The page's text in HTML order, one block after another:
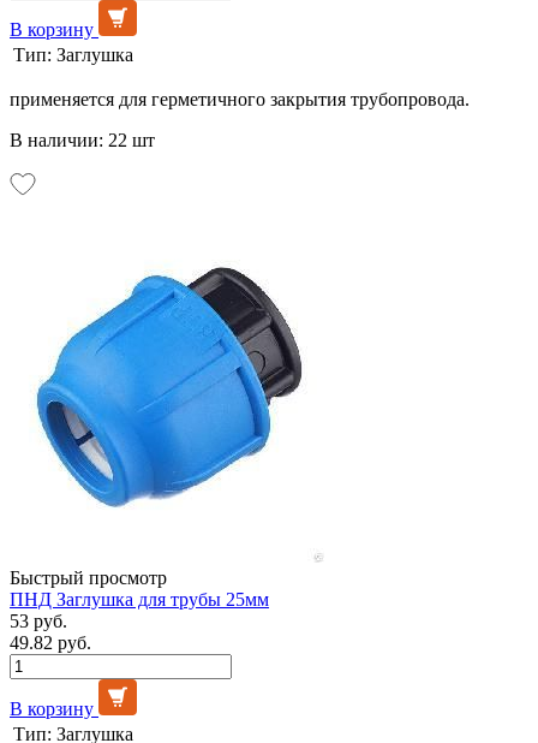
В корзину
Тип: Заглушка
применяется для герметичного закрытия трубопровода.
В наличии: 22 шт
Быстрый просмотр
ПНД Заглушка для трубы 25мм
53 руб.
49.82 руб.
В корзину
Тип: Заглушка